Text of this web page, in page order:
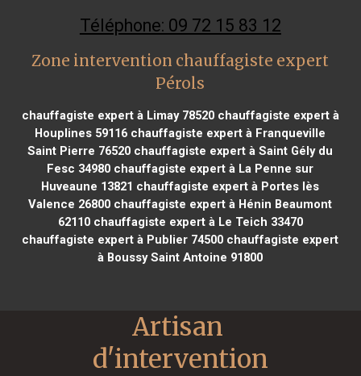
Téléphone: 09 72 15 83 12
Zone intervention chauffagiste expert
Pérols
chauffagiste expert à Limay 78520chauffagiste expert à
Houplines 59116 chauffagiste expert à Franqueville
Saint Pierre 76520 chauffagiste expert à Saint Gély du
Fesc 34980 chauffagiste expert à La Penne sur
Huveaune 13821 chauffagiste expert à Portes lès
Valence 26800 chauffagiste expert à Hénin Beaumont
62110chauffagiste expert à Le Teich 33470
chauffagiste expert à Publier 74500 chauffagiste expert
à Boussy Saint Antoine 91800
Artisan
d'intervention